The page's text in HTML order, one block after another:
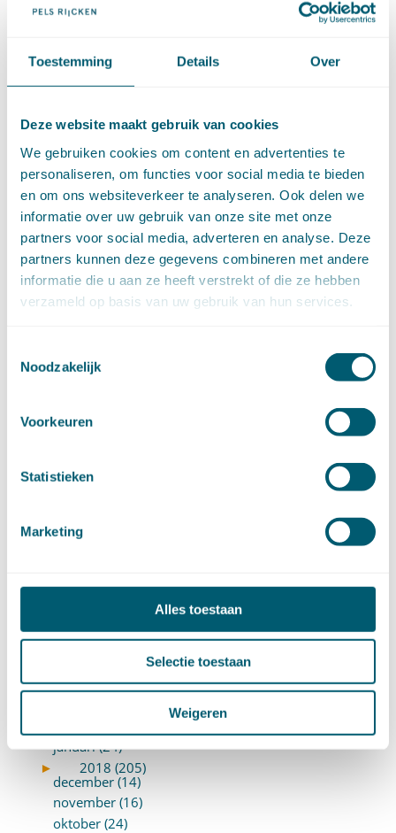
Toestemming Details Over
Deze website maakt gebruik van cookies
We gebruiken cookies om content en advertenties te
personaliseren, om functies voor social media te bieden
en om ons websiteverkeer te analyseren. Ook delen we
informatie over uw gebruik van onze site met onze
partners voor social media, adverteren en analyse. Deze
partners kunnen deze gegevens combineren met andere
informatie die u aan ze heeft verstrekt of die ze hebben
verzameld op basis van uw gebruik van hun services.
Noodzakelijk
Voorkeuren
Statistieken
Marketing
Alles toestaan
Selectie toestaan
Weigeren
november (9)
september (4)
augustus (7)
april (11)
maart (14)
februari (11)
januari (15)
►
2020 (154)
december (6)
november (14)
oktober (14)
juli (20)
juni (14)
april (20)
januari (17)
november (8)
juni (10)
april (18)
januari (24)
►
2018 (205)
december (14)
november (16)
oktober (24)